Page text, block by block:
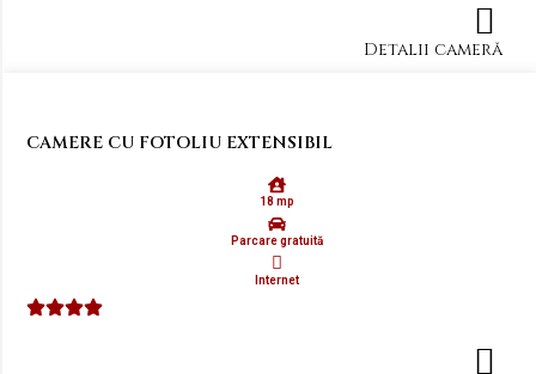
Detalii cameră
CAMERE CU FOTOLIU EXTENSIBIL
18 mp
Parcare gratuită
Internet